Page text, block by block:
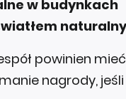
w budynkach
powinien
nagrody, jeśli